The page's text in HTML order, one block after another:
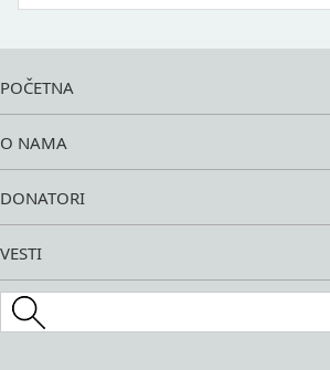
POČETNA
O NAMA
DONATORI
VESTI
Search this site